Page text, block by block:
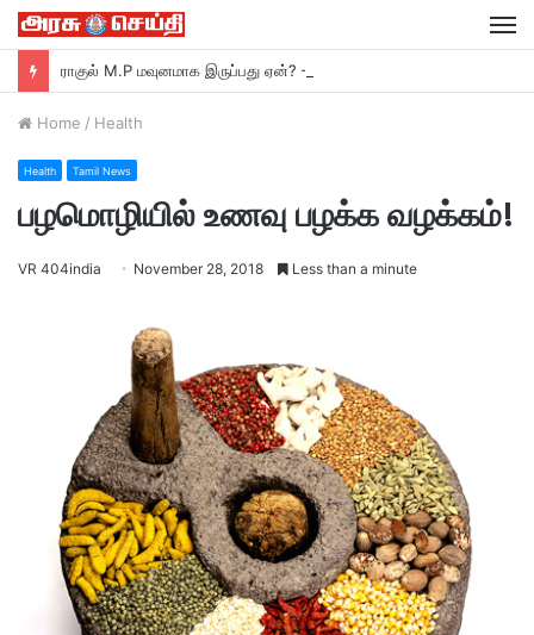
Home / Health
Health Tamil News
பழமொழியில் உணவு பழக்க வழக்கம்!
VR 404india November 28, 2018 Less than a minute